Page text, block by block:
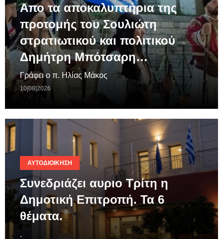
Απο τα αποκαλυπτήρια της
προτομής του Σουλιώτη
στρατιωτικού και πολιτικού
Δημήτρη Μπότσαρη…
Γράφει ο π. Ηλίας Μάκος
10|08|2026
ΑΥΤΟΔΙΟΊΚΗΣΗ
Συνεδριάζει αυριο Τρίτη η
Δημοτική Επιτροπή. Τα 6
θέματα.
.